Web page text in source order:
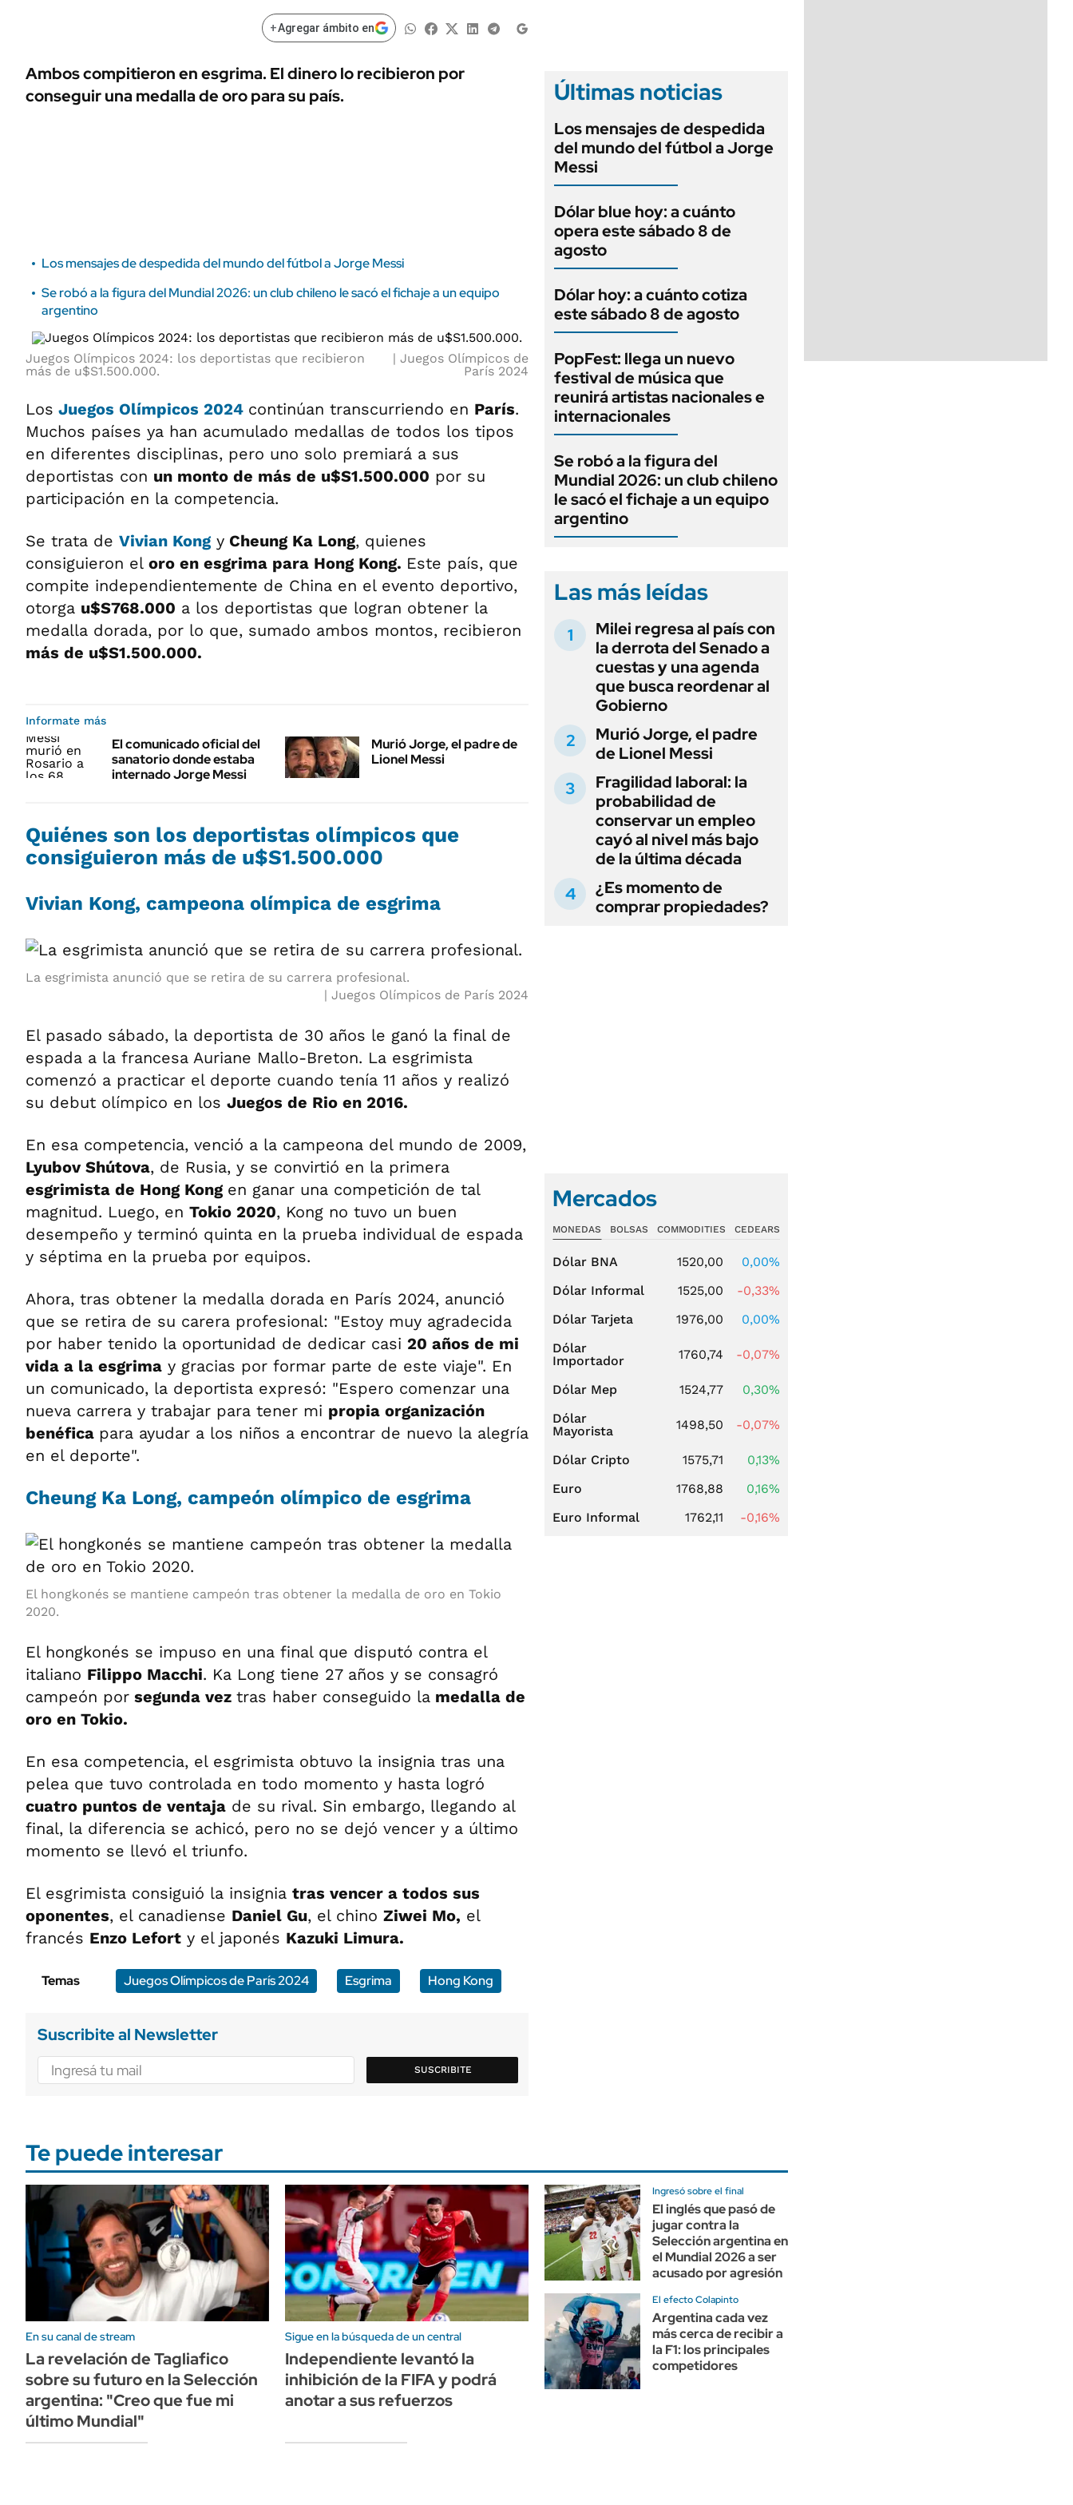
Municipios
AUTOS
+Agregar ámbito en
Ambos compitieron en esgrima. El dinero lo recibieron por
conseguir una medalla de oro para su país.
Los mensajes de despedida del mundo del fútbol a Jorge Messi
Se robó a la figura del Mundial 2026: un club chileno le sacó el fichaje a un equipo
argentino
Juegos Olímpicos 2024: los deportistas que recibieron
más de u$S1.500.000.
Juegos Olímpicos de
París 2024
Los Juegos Olímpicos 2024 continúan transcurriendo en París.
Muchos países ya han acumulado medallas de todos los tipos
en diferentes disciplinas, pero uno solo premiará a sus
deportistas con un monto de más de u$S1.500.000 por su
participación en la competencia.
Se trata de Vivian Kong y Cheung Ka Long, quienes
consiguieron el oro en esgrima para Hong Kong. Este país, que
compite independientemente de China en el evento deportivo,
otorga u$S768.000 a los deportistas que logran obtener la
medalla dorada, por lo que, sumado ambos montos, recibieron
más de u$S1.500.000.
Informate más
El comunicado oficial del
sanatorio donde estaba
internado Jorge Messi
Murió Jorge, el padre de
Lionel Messi
Quiénes son los deportistas olímpicos que
consiguieron más de u$S1.500.000
Vivian Kong, campeona olímpica de esgrima
La esgrimista anunció que se retira de su carrera profesional.
Juegos Olímpicos de París 2024
El pasado sábado, la deportista de 30 años le ganó la final de
espada a la francesa Auriane Mallo-Breton. La esgrimista
comenzó a practicar el deporte cuando tenía 11 años y realizó
su debut olímpico en los Juegos de Rio en 2016.
En esa competencia, venció a la campeona del mundo de 2009,
Lyubov Shútova, de Rusia, y se convirtió en la primera
esgrimista de Hong Kong en ganar una competición de tal
magnitud. Luego, en Tokio 2020, Kong no tuvo un buen
desempeño y terminó quinta en la prueba individual de espada
y séptima en la prueba por equipos.
Ahora, tras obtener la medalla dorada en París 2024, anunció
que se retira de su carera profesional: "Estoy muy agradecida
por haber tenido la oportunidad de dedicar casi 20 años de mi
vida a la esgrima y gracias por formar parte de este viaje". En
un comunicado, la deportista expresó: "Espero comenzar una
nueva carrera y trabajar para tener mi propia organización
benéfica para ayudar a los niños a encontrar de nuevo la alegría
en el deporte".
Cheung Ka Long, campeón olímpico de esgrima
El hongkonés se mantiene campeón tras obtener la medalla de oro en Tokio
2020.
El hongkonés se impuso en una final que disputó contra el
italiano Filippo Macchi. Ka Long tiene 27 años y se consagró
campeón por segunda vez tras haber conseguido la medalla de
oro en Tokio.
En esa competencia, el esgrimista obtuvo la insignia tras una
pelea que tuvo controlada en todo momento y hasta logró
cuatro puntos de ventaja de su rival. Sin embargo, llegando al
final, la diferencia se achicó, pero no se dejó vencer y a último
momento se llevó el triunfo.
El esgrimista consiguió la insignia tras vencer a todos sus
oponentes, el canadiense Daniel Gu, el chino Ziwei Mo, el
francés Enzo Lefort y el japonés Kazuki Limura.
Temas Juegos Olímpicos de París 2024 Esgrima Hong Kong
Suscribite al Newsletter
SUSCRIBITE
Últimas noticias
Los mensajes de despedida
del mundo del fútbol a Jorge
Messi
Dólar blue hoy: a cuánto
opera este sábado 8 de
agosto
Dólar hoy: a cuánto cotiza
este sábado 8 de agosto
PopFest: llega un nuevo
festival de música que
reunirá artistas nacionales e
internacionales
Se robó a la figura del
Mundial 2026: un club chileno
le sacó el fichaje a un equipo
argentino
Las más leídas
Milei regresa al país con
la derrota del Senado a
cuestas y una agenda
que busca reordenar al
Gobierno
Murió Jorge, el padre
de Lionel Messi
Fragilidad laboral: la
probabilidad de
conservar un empleo
cayó al nivel más bajo
de la última década
¿Es momento de
comprar propiedades?
Mercados
MONEDAS BOLSAS COMMODITIES CEDEARS
Dólar BNA 1520,00
0,00%
Dólar Informal
1525,00
-0,33%
Dólar Tarjeta
1976,00
0,00%
Dólar
Importador
1760,74 -0,07%
Dólar Mep 1524,77
0,30%
Dólar
Mayorista
1498,50 -0,07%
Dólar Cripto 1575,71
0,13%
Euro
1768,88
0,16%
Euro Informal
1762,11 -0,16%
Te puede interesar
En su canal de stream
La revelación de Tagliafico
sobre su futuro en la Selección
argentina: "Creo que fue mi
último Mundial"
Sigue en la búsqueda de un central
Independiente levantó la
inhibición de la FIFA y podrá
anotar a sus refuerzos
Ingresó sobre el final
El inglés que pasó de
jugar contra la
Selección argentina en
el Mundial 2026 a ser
acusado por agresión
El efecto Colapinto
Argentina cada vez
más cerca de recibir a
la F1: los principales
competidores